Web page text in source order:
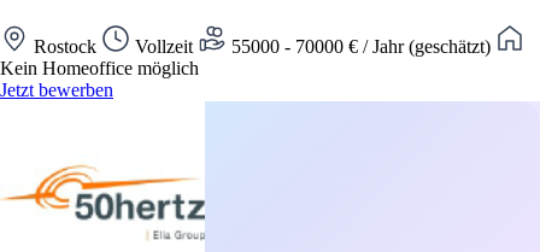
Rostock Vollzeit
55000 - 70000 € / Jahr (geschätzt)
Kein Homeoffice möglich
Jetzt bewerben